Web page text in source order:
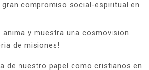
compromiso social-espiritual en
y muestra una cosmovision
de misiones!
de nuestro papel como cristianos en